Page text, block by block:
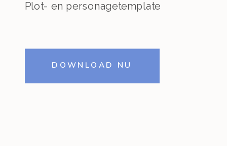
Plot- en personagetemplate
DOWNLOAD NU